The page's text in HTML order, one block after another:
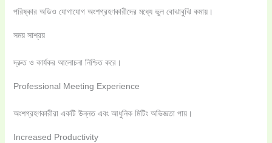
পরিষ্কার অডিও যোগাযোগ অংশগ্রহণকারীদের মধ্যে ভুল বোঝাবুঝি কমায়।
সময় সাশ্রয়
দ্রুত ও কার্যকর আলোচনা নিশ্চিত করে।
Professional Meeting Experience
অংশগ্রহণকারীরা একটি উন্নত এবং আধুনিক মিটিং অভিজ্ঞতা পায়।
Increased Productivity